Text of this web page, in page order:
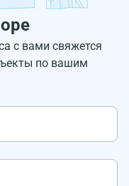
с вами свяжется
по вашим